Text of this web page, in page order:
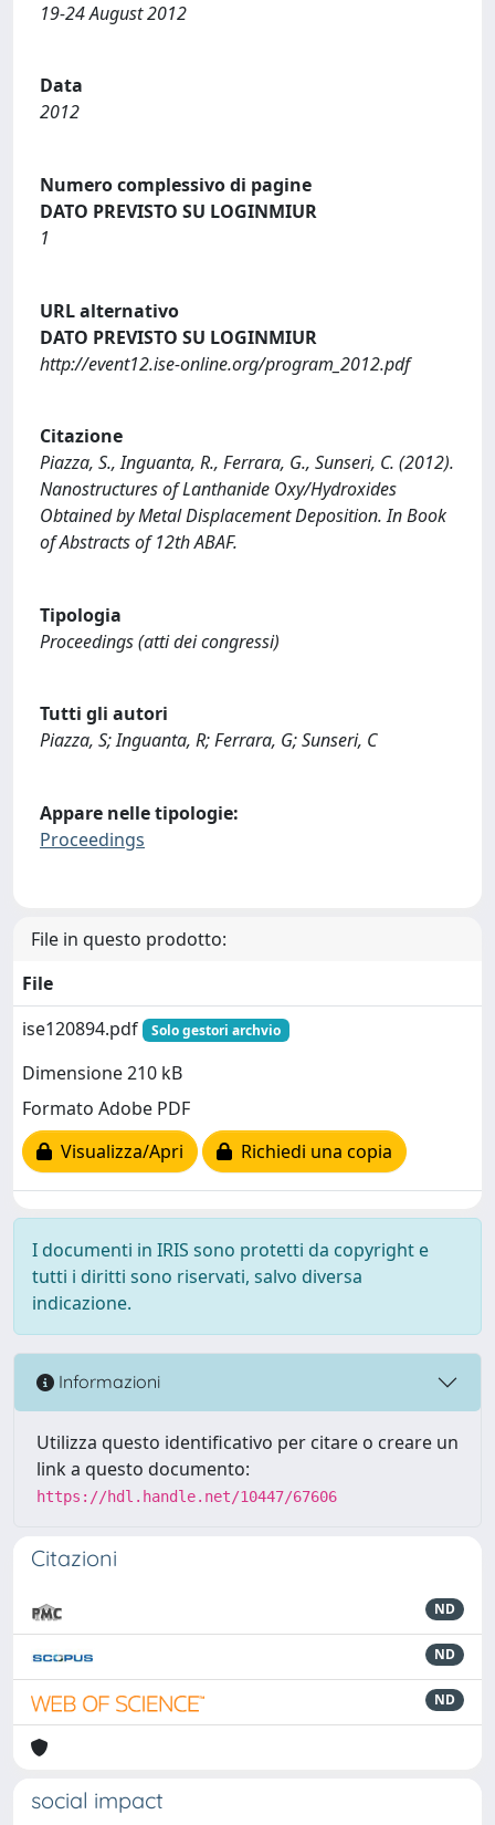
19-24 August 2012
Data
2012
Numero complessivo di pagine
DATO PREVISTO SU LOGINMIUR
1
URL alternativo
DATO PREVISTO SU LOGINMIUR
http://event12.ise-online.org/program_2012.pdf
Citazione
Piazza, S., Inguanta, R., Ferrara, G., Sunseri, C. (2012).
Nanostructures of Lanthanide Oxy/Hydroxides
Obtained by Metal Displacement Deposition. In Book
of Abstracts of 12th ABAF.
Tipologia
Proceedings (atti dei congressi)
Tutti gli autori
Piazza, S; Inguanta, R; Ferrara, G; Sunseri, C
Appare nelle tipologie:
Proceedings
File in questo prodotto:
File
ise120894.pdf
Solo gestori archvio
Dimensione 210 kB
Formato Adobe PDF
Visualizza/Apri
Richiedi una copia
I documenti in IRIS sono protetti da copyright e
tutti i diritti sono riservati, salvo diversa
indicazione.
Informazioni
Utilizza questo identificativo per citare o creare un
link a questo documento:
https://hdl.handle.net/10447/67606
Citazioni
ND
ND
ND
social impact